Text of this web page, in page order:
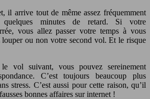
il arrive tout de même assez fréquemment
minutes de retard. Si votre
vous allez passer votre temps à vous
louper ou non votre second vol. Et le risque
vol suivant, vous pouvez sereinement
C’est toujours beaucoup plus
stress. C’est aussi pour cette raison, qu’il
bonnes affaires sur internet !